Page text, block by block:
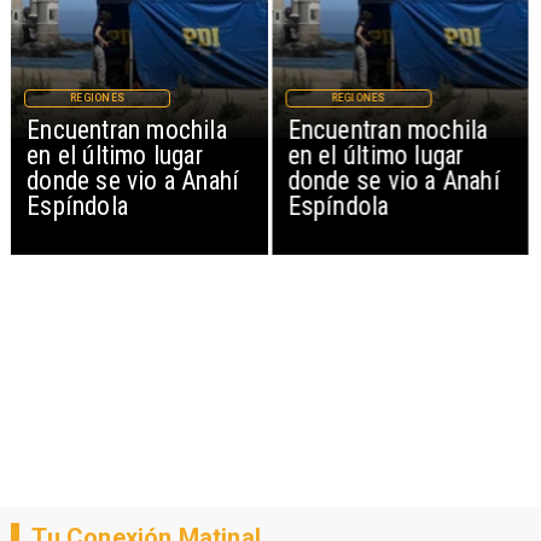
Encuentran mochila
en el último lugar
donde se vio a Anahí
Espíndola
REGIONES
Encuentran mochila
en el último lugar
donde se vio a Anahí
Espíndola
REGIONES